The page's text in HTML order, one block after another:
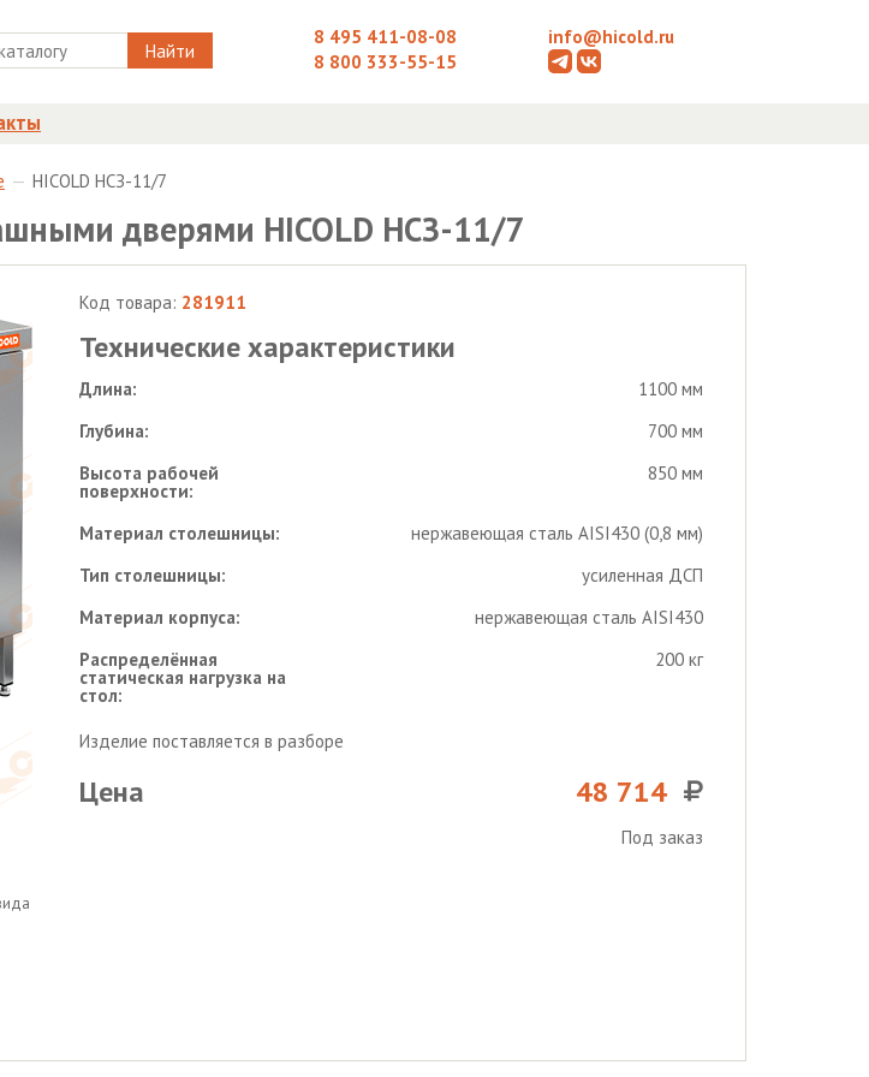
Найти
8 495 411-08-08
8 800 333-55-15
info@hicold.ru
HICOLD НСЗ-11/7
дверями HICOLD НСЗ-11/7
Код товара: 281911
Технические характеристики
Длина:
1100 мм
Глубина:
700 мм
Высота рабочей
поверхности:
850 мм
Материал столешницы:
нержавеющая сталь AISI430 (0,8 мм)
Тип столешницы:
усиленная ДСП
Материал корпуса:
нержавеющая сталь AISI430
Распределённая
статическая нагрузка на
стол:
200 кг
Изделие поставляется в разборе
Цена 48 714
Под заказ